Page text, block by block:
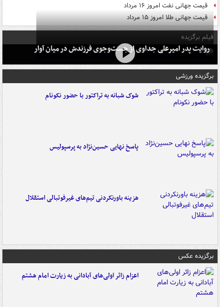
قیمت جهانی نفت امروز ۱۶ مرداد
قیمت جهانی طلا امروز ۱۵ مرداد
فیلم برگزیده
روایت پدر امیرعلی جداوی از جست‌وجوی فرزندش در میان آوار
برگزیده ورزشی
شوک شبانه به تراکتور با حضور نکونام
پاسخ نهایی حسین‌نژاد به پرسپولیس
هزینه باورنکردنی تیم‌های غیرفوتبالی استقلال
برگزیده عکس
اعزام زائر اولی‌های آبادانی به زیارت امام هشتم